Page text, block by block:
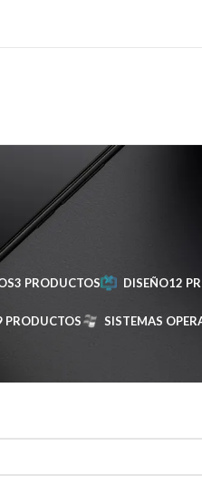
3 PRODUCTOS DISEÑO12
PRODUCTOS SISTEMAS
/ requisitos”